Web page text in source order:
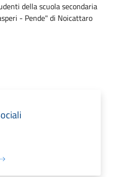
della scuola secondaria
- Pende" di Noicattaro